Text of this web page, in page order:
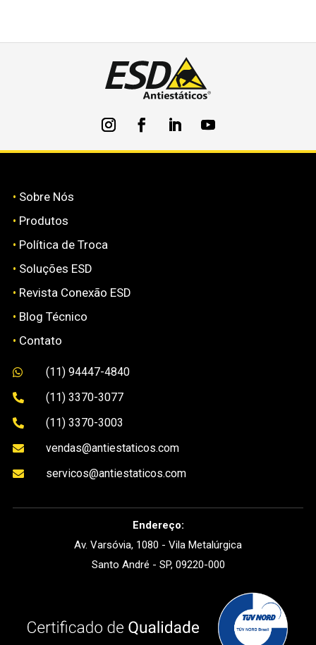
• Sobre Nós
• Produtos
• Política de Troca
• Soluções ESD
• Revista Conexão ESD
• Blog Técnico
• Contato
 (11) 94447-4840
 (11) 3370-3077
 (11) 3370-3003
 vendas@antiestaticos.com
 servicos@antiestaticos.com
Endereço:
Av. Varsóvia, 1080 - Vila Metalúrgica
Santo André - SP, 09220-000